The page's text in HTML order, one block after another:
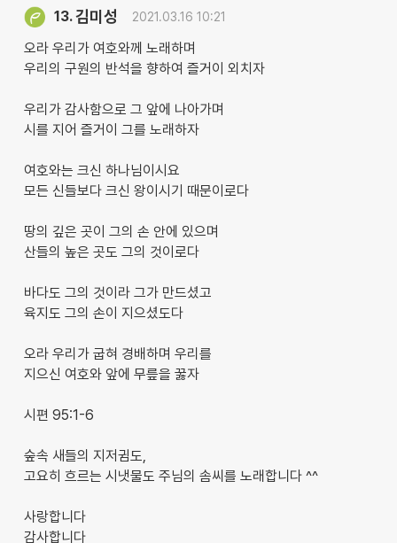
13.김미성 2021.03.16 10:21
오라 우리가 여호와께 노래하며
우리의 구원의 반석을 향하여 즐거이 외치자
우리가 감사함으로 그 앞에 나아가며
시를 지어 즐거이 그를 노래하자
여호와는 크신 하나님이시요
모든 신들보다 크신 왕이시기 때문이로다
땅의 깊은 곳이 그의 손 안에 있으며
산들의 높은 곳도 그의 것이로다
바다도 그의 것이라 그가 만드셨고
육지도 그의 손이 지으셨도다
오라 우리가 굽혀 경배하며 우리를
지으신 여호와 앞에 무릎을 꿇자
시편 95:1-6
숲속 새들의 지저귐도,
고요히 흐르는 시냇물도 주님의 솜씨를 노래합니다 ^^
사랑합니다
감사합니다